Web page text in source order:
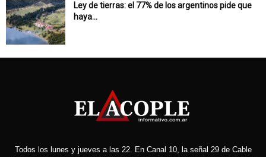
Ley de tierras: el 77% de los argentinos pide que
haya...
Todos los lunes y jueves a las 22. En Canal 10, la señal 29 de Cable